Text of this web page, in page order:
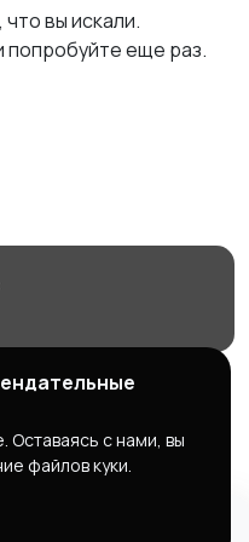
вы искали.
попробуйте еще раз.
| Работа |
5609203278 ОГРН
Оставаясь с нами, вы
файлов куки.